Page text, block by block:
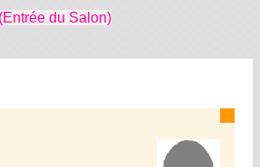
du Salon)